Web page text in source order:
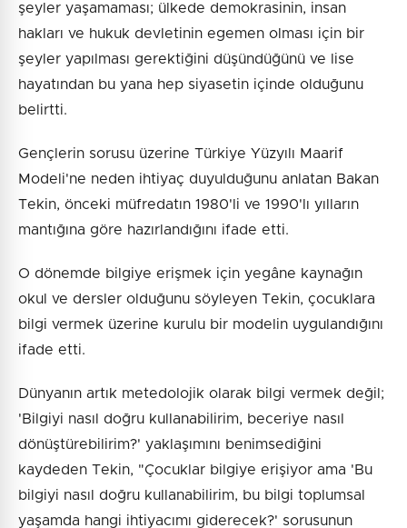
şeyler yaşamaması; ülkede demokrasinin, insan
hakları ve hukuk devletinin egemen olması için bir
şeyler yapılması gerektiğini düşündüğünü ve lise
hayatından bu yana hep siyasetin içinde olduğunu
belirtti.
Gençlerin sorusu üzerine Türkiye Yüzyılı Maarif
Modeli'ne neden ihtiyaç duyulduğunu anlatan Bakan
Tekin, önceki müfredatın 1980'li ve 1990'lı yılların
mantığına göre hazırlandığını ifade etti.
O dönemde bilgiye erişmek için yegâne kaynağın
okul ve dersler olduğunu söyleyen Tekin, çocuklara
bilgi vermek üzerine kurulu bir modelin uygulandığını
ifade etti.
Dünyanın artık metedolojik olarak bilgi vermek değil;
'Bilgiyi nasıl doğru kullanabilirim, beceriye nasıl
dönüştürebilirim?' yaklaşımını benimsediğini
kaydeden Tekin, "Çocuklar bilgiye erişiyor ama 'Bu
bilgiyi nasıl doğru kullanabilirim, bu bilgi toplumsal
yaşamda hangi ihtiyacımı giderecek?' sorusunun